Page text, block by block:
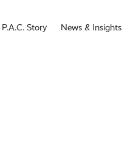
P.A.C. Story News & Insights